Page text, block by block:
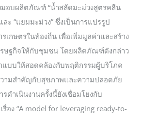
อบผลิตภัณฑ์ “น้ำสลัดมะม่วงสูตรคลีน
ละ “แยมมะม่วง” ซึ่งเป็นการแปรรูป
เกษตรในท้องถิ่น เพื่อเพิ่มมูลค่าและสร้าง
รษฐกิจให้กับชุมชน โดยผลิตภัณฑ์ดังกล่าว
แบบให้สอดคล้องกับพฤติกรรมผู้บริโภค
ามสำคัญกับสุขภาพและความปลอดภัย
รดำเนินงานครั้งนี้ยังเชื่อมโยงกับ
รื่อง “A model for leveraging ready-to-